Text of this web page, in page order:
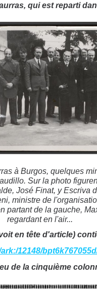
qui est reparti
à Burgos, quelques
Sur la photo
José Finat, y Escriva
ministre de
partant de la gauche,
regardant en l'air...
en tête d'article)
12148/
de la cinquième